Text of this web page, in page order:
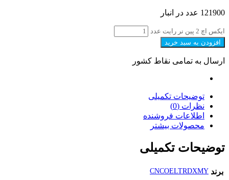
121900 عدد در انبار
ایکس اچ 2 پین نر رایت عدد
افزودن به سبد خرید
ارسال به تمامی نقاط کشور
توضیحات تکمیلی
نظرات (0)
اطلاعات فروشنده
محصولات بیشتر
توضیحات تکمیلی
برند CNCOELTRDXMY